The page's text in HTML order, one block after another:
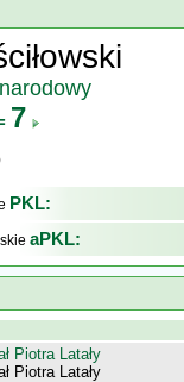
7
PKL:
aPKL:
Piotra Latały
Piotra Latały